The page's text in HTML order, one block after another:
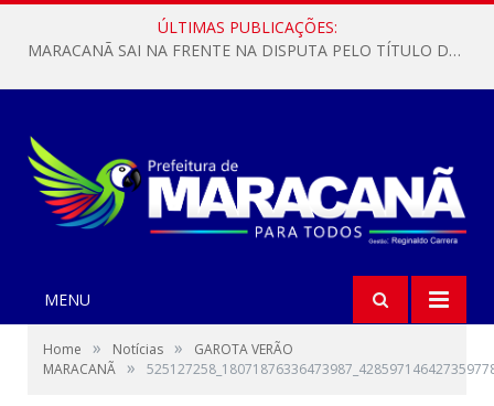
ÚLTIMAS PUBLICAÇÕES:
MARACANÃ SAI NA FRENTE NA DISPUTA PELO TÍTULO DA COPA PARÁ SUB-17!
MENU
Home » Notícias »
GAROTA VERÃO
MARACANÃ »